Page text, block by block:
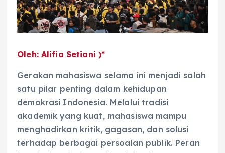
Oleh: Alifia Setiani )*
Gerakan mahasiswa selama ini menjadi salah
satu pilar penting dalam kehidupan
demokrasi Indonesia. Melalui tradisi
akademik yang kuat, mahasiswa mampu
menghadirkan kritik, gagasan, dan solusi
terhadap berbagai persoalan publik. Peran